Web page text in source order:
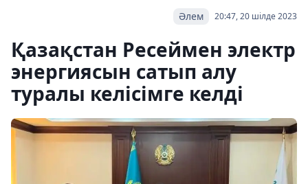
20:47, 20 шілде 2023
Әлем
Қазақстан Ресеймен электр
энергиясын сатып алу
туралы келісімге келді